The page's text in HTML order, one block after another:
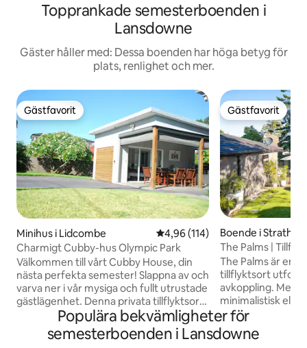
Topprankade semesterboenden i
Lansdowne
Gäster håller med: Dessa boenden har höga betyg för
plats, renlighet och mer.
Gästfavorit
Gästfavorit
Minihus i Lidcombe 4,96 av 5 i genomsnittligt
4,96 (114)
Charmigt Cubby-hus Olympic Park
Välkommen till vårt Cubby House, din
nästa perfekta semester! Slappna av och
varva ner i vår mysiga och fullt utrustade
gästlägenhet. Denna privata tillflyktsort
erbjuder: 1 sovrum med en dubbelsäng
för vilsamma nätter 1 modernt badrum
och tvättstuga Exklusiv öppen
Gästfavorit
Gästfavorit
Boende i
The Palms |
Strathfield
The Palms är en
tillflyktsort
avkoppling. Med
minimalistisk
par, ensamma
affärsresenärer.
bäddsoffa,
Populära bekvämligheter för
semesterboenden i Lansdowne